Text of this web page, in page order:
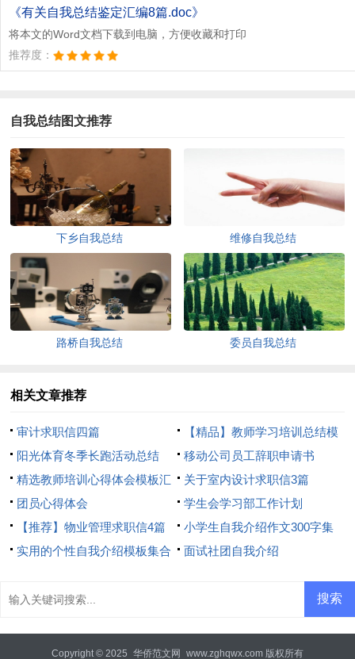
《有关自我总结鉴定汇编8篇.doc》
将本文的Word文档下载到电脑，方便收藏和打印
推荐度：
自我总结图文推荐
下乡自我总结 维修自我总结
路桥自我总结 委员自我总结
相关文章推荐
审计求职信四篇
【精品】教师学习培训总结模
板8篇
阳光体育冬季长跑活动总结
移动公司员工辞职申请书
精选教师培训心得体会模板汇
总8篇
关于室内设计求职信3篇
团员心得体会
学生会学习部工作计划
【推荐】物业管理求职信4篇
小学生自我介绍作文300字集
合7篇
实用的个性自我介绍模板集合
面试社团自我介绍
Copyright © 2025 华侨范文网 www.zghqwx.com 版权所有